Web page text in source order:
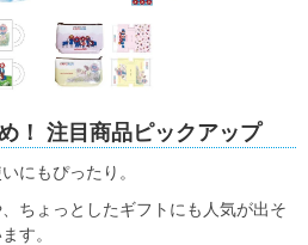
！ 注目商品ピックアップ
にもぴったり。
ちょっとしたギフトにも人気が出そ
す。